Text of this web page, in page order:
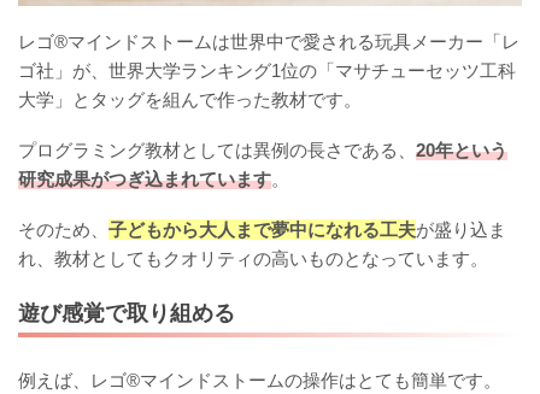
レゴ®マインドストームは世界中で愛される玩具メーカー「レ
ゴ社」が、世界大学ランキング1位の「マサチューセッツ工科
大学」とタッグを組んで作った教材です。
プログラミング教材としては異例の長さである、 20年という
研究成果がつぎ込まれています。
そのため、 子どもから大人まで夢中になれる工夫が盛り込ま
れ、教材としてもクオリティの高いものとなっています。
遊び感覚で取り組める
例えば、レゴ®マインドストームの操作はとても簡単です。